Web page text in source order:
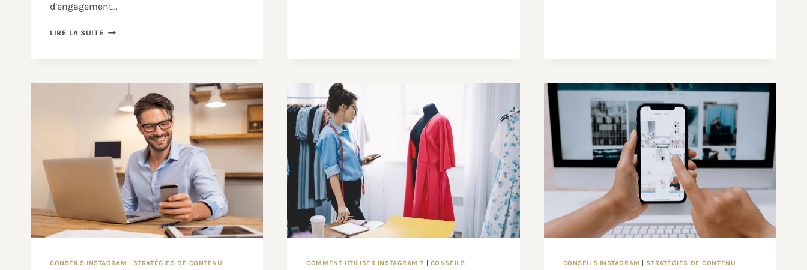
d’engagement…
LIRE LA SUITE
CONSEILS INSTAGRAM STRATÉGIES DE CONTENU COMMENT UTILISER INSTAGRAM ?
CONSEILS
CONSEILS INSTAGRAM STRATÉGIES DE CONTENU